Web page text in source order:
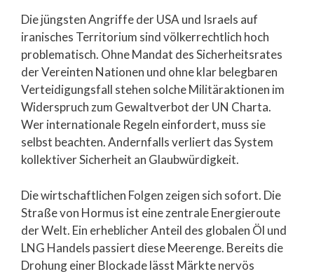
Die jüngsten Angriffe der USA und Israels auf
iranisches Territorium sind völkerrechtlich hoch
problematisch. Ohne Mandat des Sicherheitsrates
der Vereinten Nationen und ohne klar belegbaren
Verteidigungsfall stehen solche Militäraktionen im
Widerspruch zum Gewaltverbot der UN Charta.
Wer internationale Regeln einfordert, muss sie
selbst beachten. Andernfalls verliert das System
kollektiver Sicherheit an Glaubwürdigkeit.
Die wirtschaftlichen Folgen zeigen sich sofort. Die
Straße von Hormus ist eine zentrale Energieroute
der Welt. Ein erheblicher Anteil des globalen Öl und
LNG Handels passiert diese Meerenge. Bereits die
Drohung einer Blockade lässt Märkte nervös